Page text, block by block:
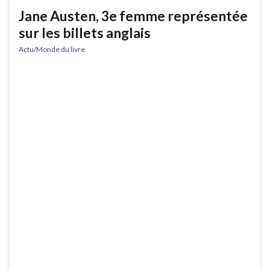
Jane Austen, 3e femme représentée
sur les billets anglais
Actu/Monde du livre